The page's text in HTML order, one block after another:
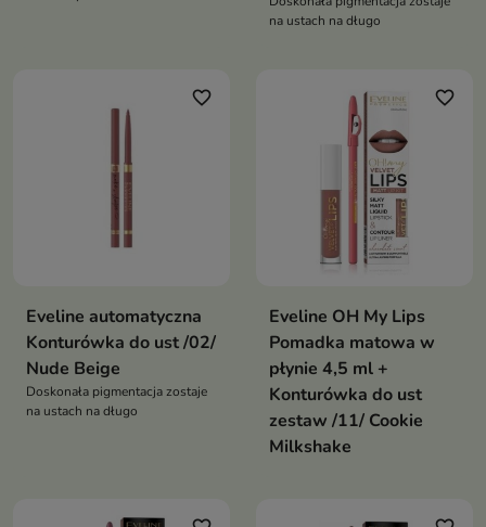
na ustach na długo
favorite_border
Eveline automatyczna
Konturówka do ust /02/
Nude Beige
Doskonała pigmentacja zostaje
na ustach na długo
favorite_border
Eveline OH My Lips
Pomadka matowa w
płynie 4,5 ml +
Konturówka do ust
zestaw /11/ Cookie
Milkshake